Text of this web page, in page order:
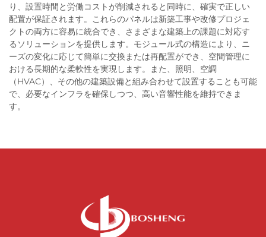
り、設置時間と労働コストが削減されると同時に、確実で正しい
配置が保証されます。これらのパネルは新築工事や改修プロジェ
クトの両方に容易に統合でき、さまざまな建築上の課題に対応す
るソリューションを提供します。モジュール式の構造により、ニ
ーズの変化に応じて簡単に交換または再配置ができ、空間管理に
おける長期的な柔軟性を実現します。また、照明、空調
（HVAC）、その他の建築設備と組み合わせて設置することも可能
で、必要なインフラを確保しつつ、高い音響性能を維持できま
す。